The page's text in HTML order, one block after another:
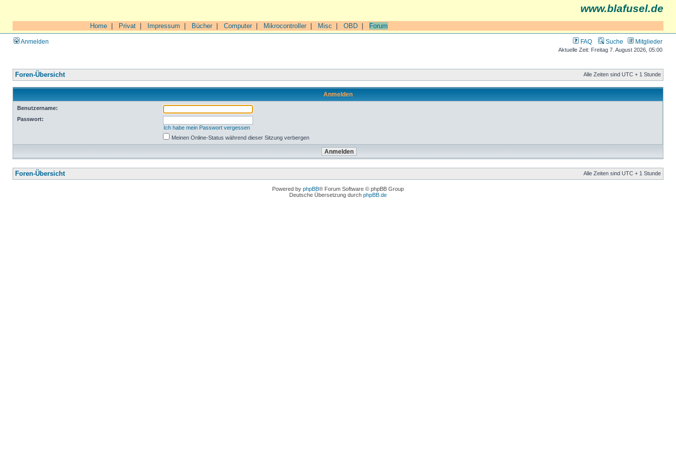
www.blafusel.de
Home Privat Impressum Bücher| Computer| Mikrocontroller| Misc OBD Forum
Anmelden FAQ Suche Mitglieder
Aktuelle Zeit: Freitag 7. August 2026, 05:00
Foren-Übersicht Alle Zeiten sind UTC + 1 Stunde
Anmelden
Benutzername:
Passwort:
Ich habe mein Passwort vergessen
Meinen Online-Status während dieser Sitzung verbergen
Foren-Übersicht Alle Zeiten sind UTC + 1 Stunde
Powered by phpBB® Forum Software © phpBB Group
Deutsche Übersetzung durch phpBB.de